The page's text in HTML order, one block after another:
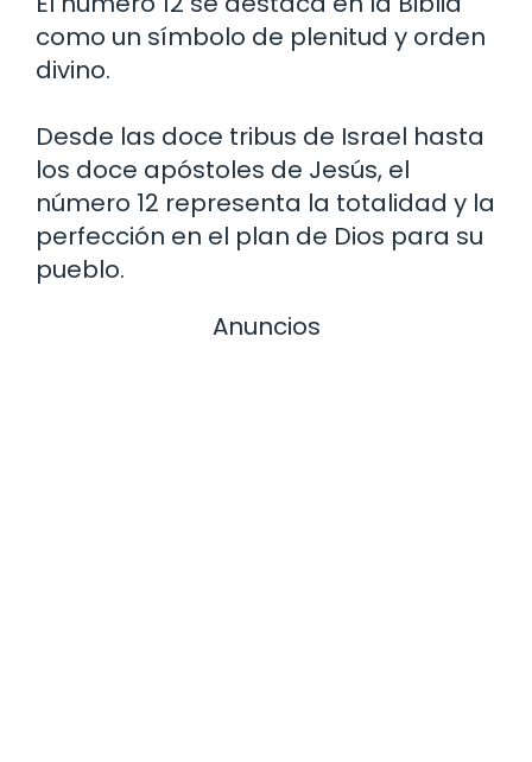
como un símbolo de plenitud y orden
divino.
Desde las doce tribus de Israel hasta
los doce apóstoles de Jesús, el
número 12 representa la totalidad y la
perfección en el plan de Dios para su
pueblo.
Anuncios